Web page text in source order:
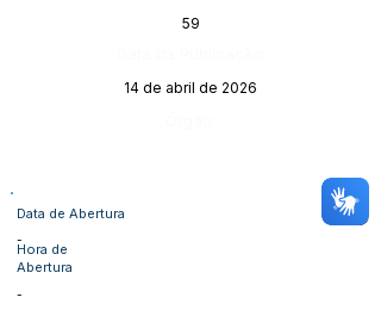
59
14 de abril de 2026
Data de Abertura
-
Hora de
Abertura
-